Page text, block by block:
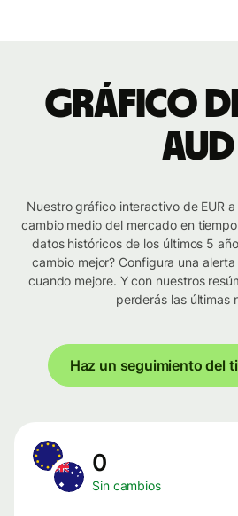
Gráfico de
AUD
Nuestro gráfico interactivo de EUR
cambio medio del mercado en
datos históricos de los últimos 5
cambio mejor? Configura una
cuando mejore. Y con nuestros
perderás las últimas
Haz un seguimiento del
0
Sin cambios